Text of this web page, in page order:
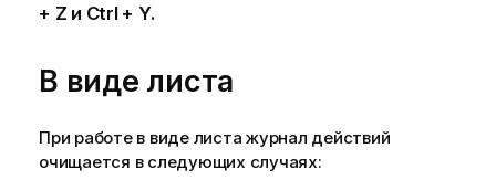
+ Z и Ctrl + Y.
В виде листа
При работе в виде листа журнал действий
очищается в следующих случаях: